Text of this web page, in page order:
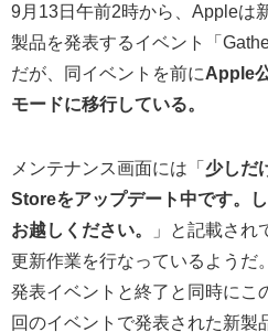
9月13日午前2時から、Appleは
製品を発表するイベント「
だが、同イベントを前にApple
モードに移行している。
メンテナンス画面には「 少しだ
Storeをアップデート中です。
お越しください。
」と記載され
更新作業を行なっているようだ
発表イベントと終了と同時にこ
回のイベントで発表された新製